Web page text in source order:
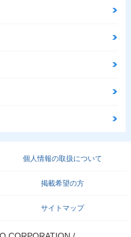
個人情報の取扱について
掲載希望の方
サイトマップ